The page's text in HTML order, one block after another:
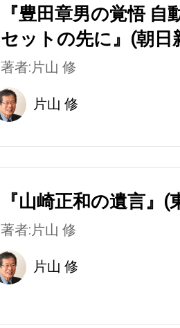
『豊田章男の覚悟
セットの先に』(朝日
著者:片山 修
片山 修
『山崎正和の遺言』
著者:片山 修
片山 修